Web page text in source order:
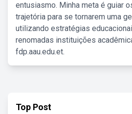
entusiasmo. Minha meta é guiar
trajetória para se tornarem uma
utilizando estratégias
renomadas instituições
fdp.aau.edu.et.
Top Post